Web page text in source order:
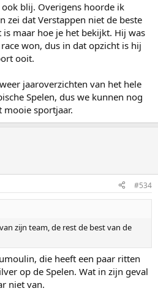
blij. Overigens hoorde ik
zei dat Verstappen niet de beste
maar hoe je het bekijkt. Hij was
won, dus in dat opzicht is hij
ooit.
jaaroverzichten van het hele
Spelen, dus we kunnen nog
mooie sportjaar.
#534
zijn team, de rest de best van de
die heeft een paar ritten
op de Spelen. Wat in zijn geval
niet van.